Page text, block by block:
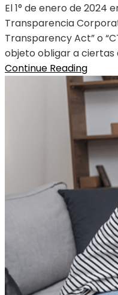
El 1° de enero de 2024
Transparencia
Transparency Act” o
objeto obligar a ciertas
Continue Reading